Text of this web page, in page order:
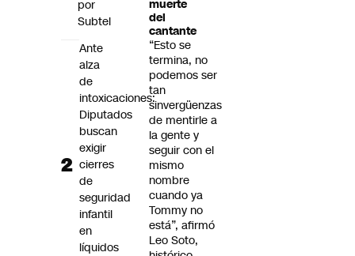
muerte
del
cantante
“Esto se
termina, no
podemos ser
tan
sinvergüenzas
de mentirle a
la gente y
seguir con el
mismo
nombre
cuando ya
Tommy no
está”, afirmó
Leo Soto,
por
Subtel
Ante
alza
de
intoxicaciones:
Diputados
buscan
exigir
cierres
de
seguridad
infantil
en
líquidos